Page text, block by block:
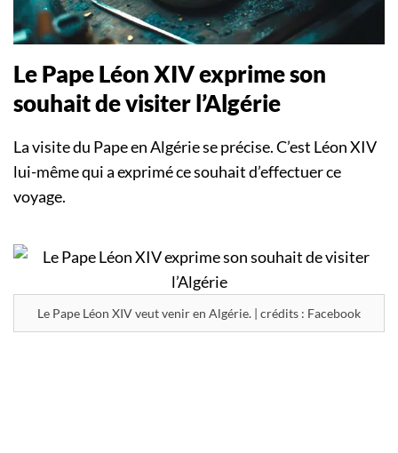
Le Pape Léon XIV exprime son
souhait de visiter l’Algérie
La visite du Pape en Algérie se précise. C’est Léon XIV
lui-même qui a exprimé ce souhait d’effectuer ce
voyage.
Le Pape Léon XIV veut venir en Algérie. | crédits : Facebook